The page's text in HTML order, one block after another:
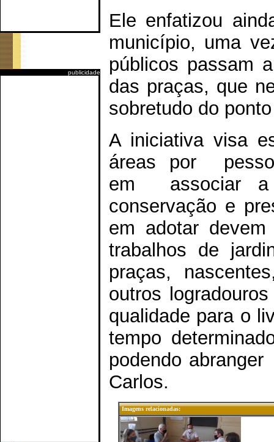
publicidade
Ele enfatizou
município, uma
públicos passam
das praças, que
sobretudo do
A iniciativa visa
áreas por
em associar a
conservação e
em adotar devem
trabalhos de
praças,
outros
qualidade para o
tempo
podendo
Carlos.
Imagens relacionadas: